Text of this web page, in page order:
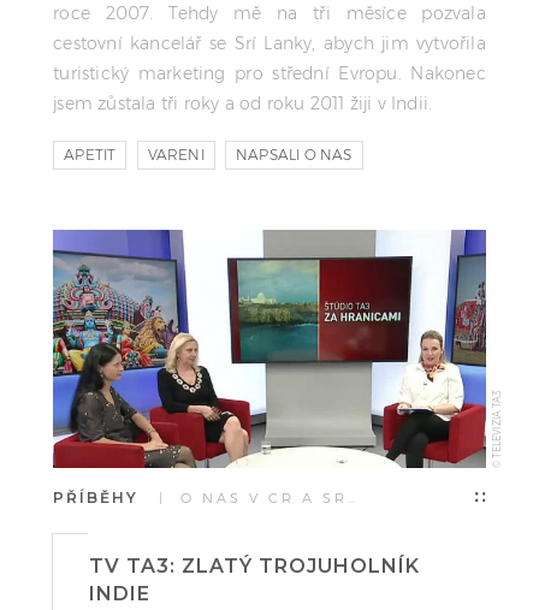
roce 2007. Tehdy mě na tři měsíce pozvala
cestovní kancelář se Srí Lanky, abych jim vytvořila
turistický marketing pro střední Evropu. Nakonec
jsem zůstala tři roky a od roku 2011 žiji v Indii.
APETIT VARENI NAPSALI O NAS
© TELEVIZIA TA3
PŘÍBĚHY | O NÁS V ČR A SR…
TV TA3: ZLATÝ TROJUHOLNÍK
INDIE